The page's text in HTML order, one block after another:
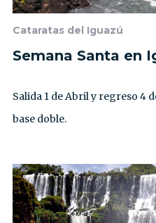
Cataratas del Iguazú
Semana Santa en
Salida 1 de Abril y regreso 4
base doble.